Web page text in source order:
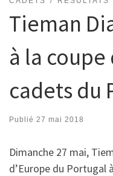
Tieman
à la coupe
cadets du
Publié 27 mai 2018
Dimanche 27 mai,
d’Europe du Portugal